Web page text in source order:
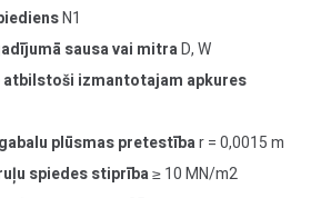
N1
sausa vai mitraD, W
izmantotajam apkures
plūsmas pretestībar = 0,0015 m
spiedes stiprība≥ 10 MN/m2